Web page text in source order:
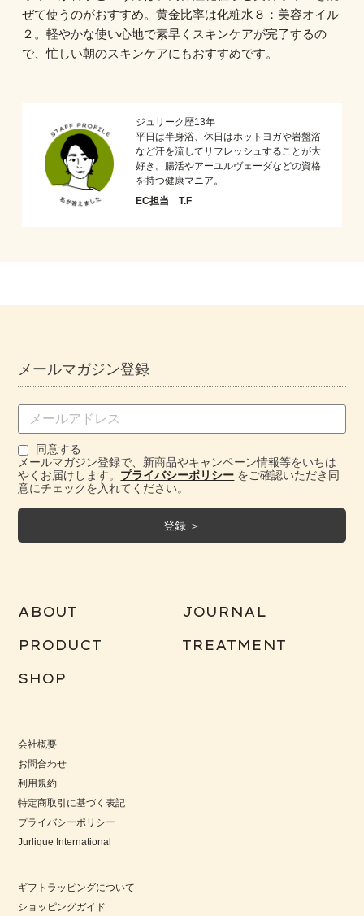
ぜて使うのがおすすめ。黄金比率は化粧水８：美容オイル
２。軽やかな使い心地で素早くスキンケアが完了するの
で、忙しい朝のスキンケアにもおすすめです。
ジュリーク歴13年
平日は半身浴、休日はホットヨガや岩盤浴
など汗を流してリフレッシュすることが大
好き。腸活やアーユルヴェーダなどの資格
を持つ健康マニア。
EC担当 T.F
メールマガジン登録
同意する
メールマガジン登録で、新商品やキャンペーン情報等をいちは
やくお届けします。 プライバシーポリシー をご確認いただき同
意にチェックを入れてください。
ABOUT JOURNAL
PRODUCT TREATMENT
SHOP
会社概要
お問合わせ
利用規約
特定商取引に基づく表記
プライバシーポリシー
Jurlique International
ギフトラッピングについて
ショッピングガイド